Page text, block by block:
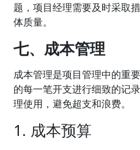
题，项目经理需要及时采取
体质量。
七、成本管理
成本管理是项目管理中的重
的每一笔开支进行细致的记
理使用，避免超支和浪费。
1. 成本预算